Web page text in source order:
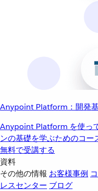
Anypoint Platform：開発
Anypoint Platform を使っ
ンの基礎を学ぶためのコー
無料で受講する
資料
その他の情報 お客様事例
レスセンター ブログ